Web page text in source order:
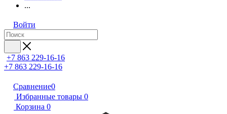
...
Войти
+7 863 229-16-16
+7 863 229-16-16
Сравнение0
Избранные товары 0
Корзина 0